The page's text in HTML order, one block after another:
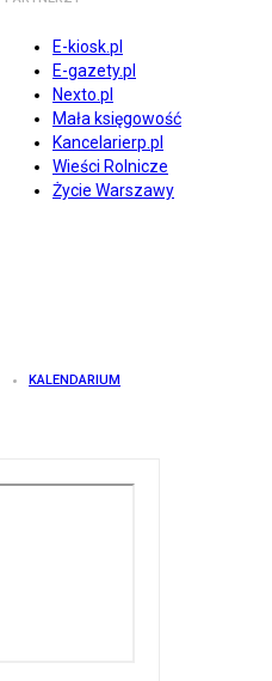
E-kiosk.pl
E-gazety.pl
Nexto.pl
Mała księgowość
Kancelarierp.pl
Wieści Rolnicze
Życie Warszawy
KALENDARIUM